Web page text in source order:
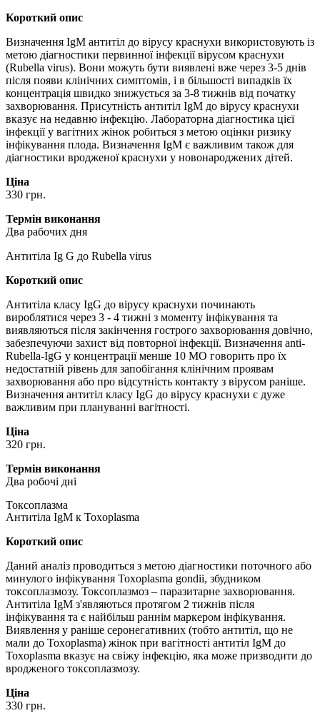
Короткий опис
Визначення IgM антитіл до вірусу краснухи використовують із
метою діагностики первинної інфекції вірусом краснухи
(Rubella virus). Вони можуть бути виявлені вже через 3-5 днів
після появи клінічних симптомів, і в більшості випадків їх
концентрація швидко знижується за 3-8 тижнів від початку
захворювання. Присутність антитіл IgM до вірусу краснухи
вказує на недавню інфекцію. Лабораторна діагностика цієї
інфекції у вагітних жінок робиться з метою оцінки ризику
інфікування плода. Визначення IgM є важливим також для
діагностики вродженої краснухи у новонароджених дітей.
Ціна
330 грн.
Термін виконання
Два рабочих дня
Антитіла Ig G до Rubella virus
Короткий опис
Антитіла класу IgG до вірусу краснухи починають
вироблятися через 3 - 4 тижні з моменту інфікування та
виявляються після закінчення гострого захворювання довічно,
забезпечуючи захист від повторної інфекції. Визначення аnti-
Rubella-IgG у концентрації менше 10 МО говорить про їх
недостатній рівень для запобігання клінічним проявам
захворювання або про відсутність контакту з вірусом раніше.
Визначення антитіл класу IgG до вірусу краснухи є дуже
важливим при плануванні вагітності.
Ціна
320 грн.
Термін виконання
Два робочі дні
Токсоплазма
Антитіла IgM к Toxoplasma
Короткий опис
Даний аналіз проводиться з метою діагностики поточного або
минулого інфікування Toxoplasma gondii, збудником
токсоплазмозу. Токсоплазмоз – паразитарне захворювання.
Антитіла IgM з'являються протягом 2 тижнів після
інфікування та є найбільш раннім маркером інфікування.
Виявлення у раніше серонегативних (тобто антитіл, що не
мали до Toxoplasma) жінок при вагітності антитіл IgM до
Toxoplasma вказує на свіжу інфекцію, яка може призводити до
вродженого токсоплазмозу.
Ціна
330 грн.